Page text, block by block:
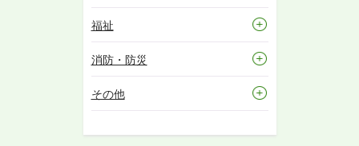
福祉
消防・防災
その他